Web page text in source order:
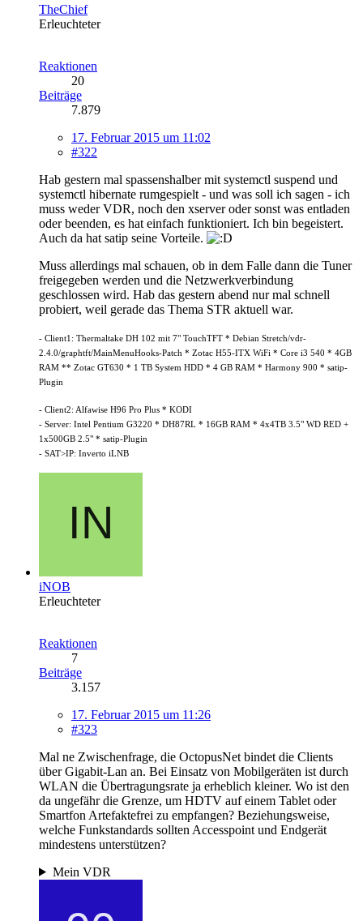
TheChief
Erleuchteter
Reaktionen
20
Beiträge
7.879
17. Februar 2015 um 11:02
#322
Hab gestern mal spassenshalber mit systemctl suspend und
systemctl hibernate rumgespielt - und was soll ich sagen - ich
muss weder VDR, noch den xserver oder sonst was entladen
oder beenden, es hat einfach funktioniert. Ich bin begeistert.
Auch da hat satip seine Vorteile.
Muss allerdings mal schauen, ob in dem Falle dann die Tuner
freigegeben werden und die Netzwerkverbindung
geschlossen wird. Hab das gestern abend nur mal schnell
probiert, weil gerade das Thema STR aktuell war.
- Client1: Thermaltake DH 102 mit 7" TouchTFT * Debian Stretch/vdr-
2.4.0/graphtft/MainMenuHooks-Patch * Zotac H55-ITX WiFi * Core i3 540 * 4GB
RAM ** Zotac GT630 * 1 TB System HDD * 4 GB RAM * Harmony 900 * satip-
Plugin
- Client2: Alfawise H96 Pro Plus * KODI
- Server: Intel Pentium G3220 * DH87RL * 16GB RAM * 4x4TB 3.5" WD RED +
1x500GB 2.5" * satip-Plugin
- SAT>IP: Inverto iLNB
iNOB
Erleuchteter
Reaktionen
7
Beiträge
3.157
17. Februar 2015 um 11:26
#323
Mal ne Zwischenfrage, die OctopusNet bindet die Clients
über Gigabit-Lan an. Bei Einsatz von Mobilgeräten ist durch
WLAN die Übertragungsrate ja erheblich kleiner. Wo ist den
da ungefähr die Grenze, um HDTV auf einem Tablet oder
Smartfon Artefaktefrei zu empfangen? Beziehungsweise,
welche Funkstandards sollten Accesspoint und Endgerät
mindestens unterstützen?
Mein VDR